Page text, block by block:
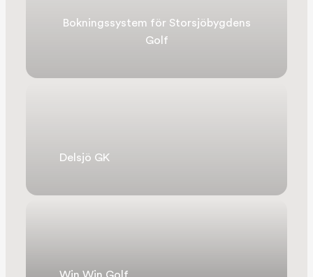
Bokningssystem för Storsjöbygdens
Golf
Delsjö GK